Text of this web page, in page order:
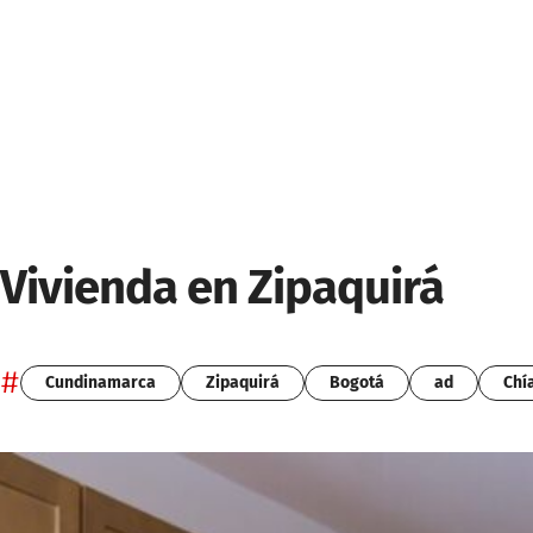
Vivienda en Zipaquirá
# Cundinamarca Zipaquirá Bogotá ad